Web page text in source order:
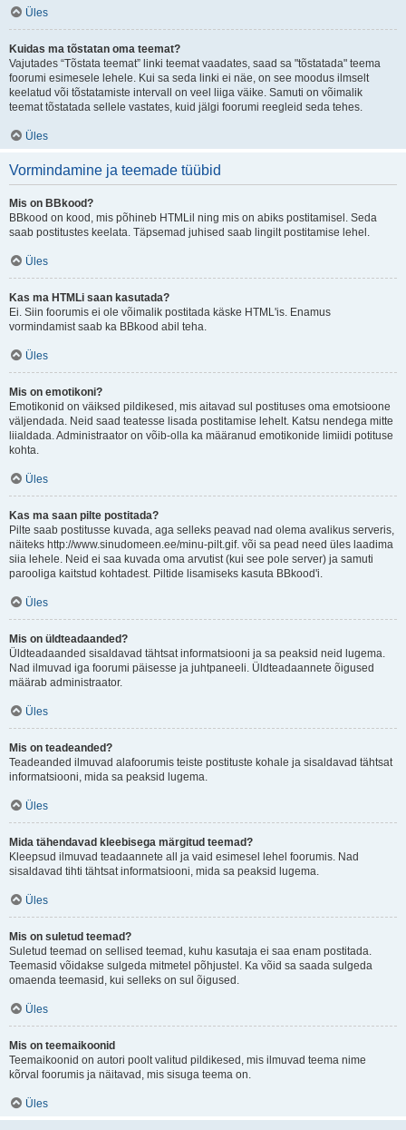
Üles
Kuidas ma tõstatan oma teemat?
Vajutades “Tõstata teemat” linki teemat vaadates, saad sa "tõstatada" teema
foorumi esimesele lehele. Kui sa seda linki ei näe, on see moodus ilmselt
keelatud või tõstatamiste intervall on veel liiga väike. Samuti on võimalik
teemat tõstatada sellele vastates, kuid jälgi foorumi reegleid seda tehes.
Üles
Vormindamine ja teemade tüübid
Mis on BBkood?
BBkood on kood, mis põhineb HTMLil ning mis on abiks postitamisel. Seda
saab postitustes keelata. Täpsemad juhised saab lingilt postitamise lehel.
Üles
Kas ma HTMLi saan kasutada?
Ei. Siin foorumis ei ole võimalik postitada käske HTML'is. Enamus
vormindamist saab ka BBkood abil teha.
Üles
Mis on emotikoni?
Emotikonid on väiksed pildikesed, mis aitavad sul postituses oma emotsioone
väljendada. Neid saad teatesse lisada postitamise lehelt. Katsu nendega mitte
liialdada. Administraator on võib-olla ka määranud emotikonide limiidi potituse
kohta.
Üles
Kas ma saan pilte postitada?
Pilte saab postitusse kuvada, aga selleks peavad nad olema avalikus serveris,
näiteks http://www.sinudomeen.ee/minu-pilt.gif. või sa pead need üles laadima
siia lehele. Neid ei saa kuvada oma arvutist (kui see pole server) ja samuti
parooliga kaitstud kohtadest. Piltide lisamiseks kasuta BBkood'i.
Üles
Mis on üldteadaanded?
Üldteadaanded sisaldavad tähtsat informatsiooni ja sa peaksid neid lugema.
Nad ilmuvad iga foorumi päisesse ja juhtpaneeli. Üldteadaannete õigused
määrab administraator.
Üles
Mis on teadeanded?
Teadeanded ilmuvad alafoorumis teiste postituste kohale ja sisaldavad tähtsat
informatsiooni, mida sa peaksid lugema.
Üles
Mida tähendavad kleebisega märgitud teemad?
Kleepsud ilmuvad teadaannete all ja vaid esimesel lehel foorumis. Nad
sisaldavad tihti tähtsat informatsiooni, mida sa peaksid lugema.
Üles
Mis on suletud teemad?
Suletud teemad on sellised teemad, kuhu kasutaja ei saa enam postitada.
Teemasid võidakse sulgeda mitmetel põhjustel. Ka võid sa saada sulgeda
omaenda teemasid, kui selleks on sul õigused.
Üles
Mis on teemaikoonid
Teemaikoonid on autori poolt valitud pildikesed, mis ilmuvad teema nime
kõrval foorumis ja näitavad, mis sisuga teema on.
Üles